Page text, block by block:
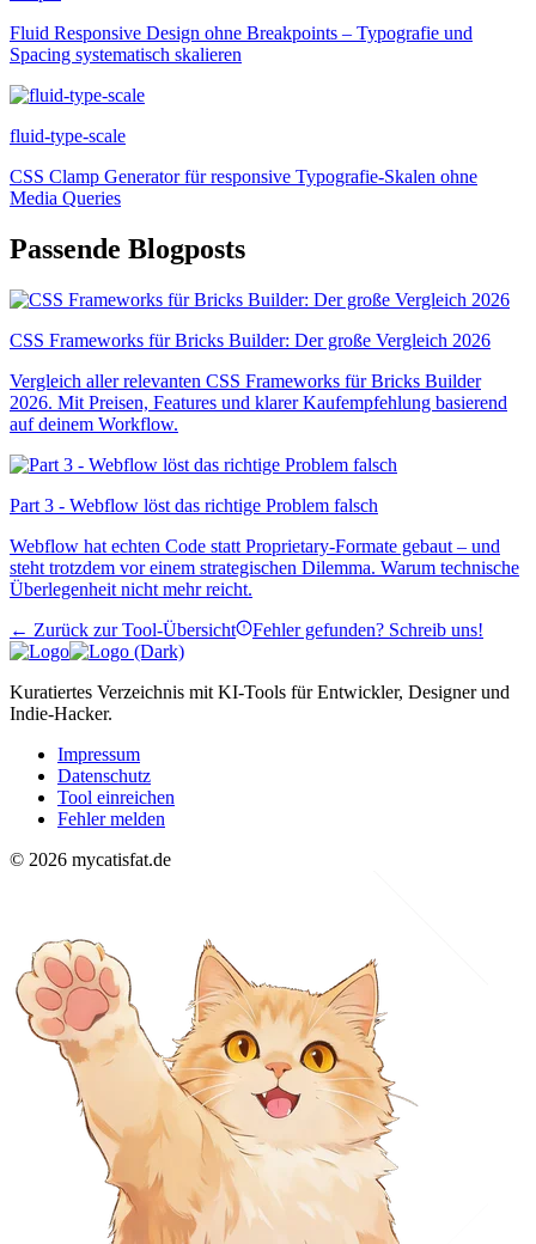
Fluid Responsive Design ohne Breakpoints – Typografie und
Spacing systematisch skalieren
fluid-type-scale
CSS Clamp Generator für responsive Typografie-Skalen ohne
Media Queries
Passende Blogposts
CSS Frameworks für Bricks Builder: Der große Vergleich 2026
Vergleich aller relevanten CSS Frameworks für Bricks Builder
2026. Mit Preisen, Features und klarer Kaufempfehlung basierend
auf deinem Workflow.
Part 3 - Webflow löst das richtige Problem falsch
Webflow hat echten Code statt Proprietary-Formate gebaut – und
steht trotzdem vor einem strategischen Dilemma. Warum technische
Überlegenheit nicht mehr reicht.
← Zurück zur Tool-Übersicht
Fehler gefunden? Schreib uns!
Kuratiertes Verzeichnis mit KI-Tools für Entwickler, Designer und
Indie-Hacker.
Impressum
Datenschutz
Tool einreichen
Fehler melden
© 2026 mycatisfat.de